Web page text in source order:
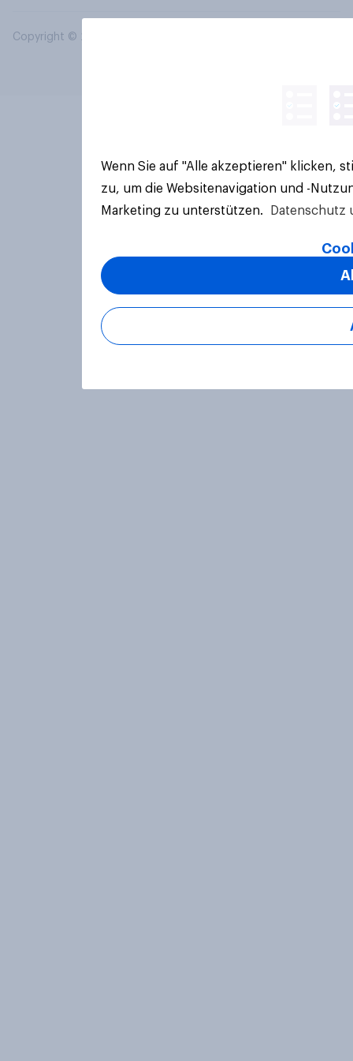
Copyright © 2026 YouGov PLC. Alle Rechte vorbehalten.
Wenn Sie auf "Alle akzeptieren" klicken,
zu, um die Websitenavigation und -
Marketing zu unterstützen.
Datenschutz